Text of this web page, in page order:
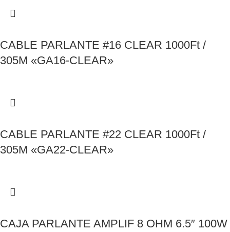
CABLE PARLANTE #16 CLEAR 1000Ft /
305M «GA16-CLEAR»
CABLE PARLANTE #22 CLEAR 1000Ft /
305M «GA22-CLEAR»
CAJA PARLANTE AMPLIF 8 OHM 6.5″ 100W